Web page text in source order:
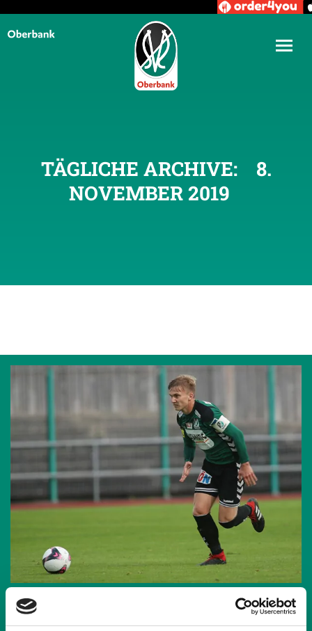
TÄGLICHE ARCHIVE:
8.
NOVEMBER 2019
08.11.2019
2:1-DERBYNIEDERLAGE IN GURTEN